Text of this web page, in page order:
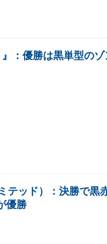
：優勝は黒単型の
テッド）：決勝で黒
優勝